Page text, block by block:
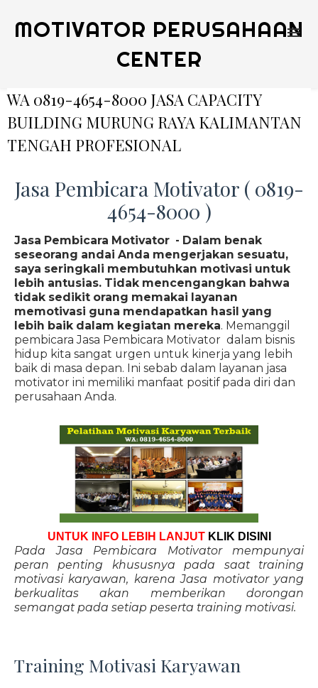
MOTIVATOR PERUSAHAAN
CENTER
WA 0819-4654-8000 JASA CAPACITY
BUILDING MURUNG RAYA KALIMANTAN
TENGAH PROFESIONAL
Jasa Pembicara Motivator ( 0819-
4654-8000 )
Jasa Pembicara Motivator - Dalam benak
seseorang andai Anda mengerjakan sesuatu,
saya seringkali membutuhkan motivasi untuk
lebih antusias. Tidak mencengangkan bahwa
tidak sedikit orang memakai layanan
memotivasi guna mendapatkan hasil yang
lebih baik dalam kegiatan mereka. Memanggil
pembicara Jasa Pembicara Motivator dalam bisnis
hidup kita sangat urgen untuk kinerja yang lebih
baik di masa depan. Ini sebab dalam layanan jasa
motivator ini memiliki manfaat positif pada diri dan
perusahaan Anda.
UNTUK INFO LEBIH LANJUT KLIK DISINI
Pada Jasa Pembicara Motivator mempunyai
peran penting khususnya pada saat training
motivasi karyawan, karena Jasa motivator yang
berkualitas akan memberikan dorongan
semangat pada setiap peserta training motivasi.
Training Motivasi Karyawan